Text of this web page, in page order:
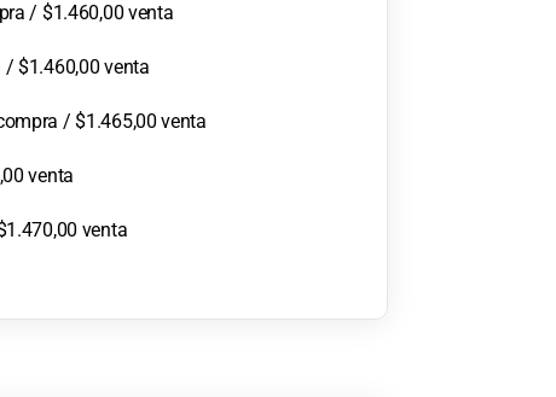
/ $1.460,00 venta
/ $1.460,00 venta
/ $1.465,00 venta
venta
venta